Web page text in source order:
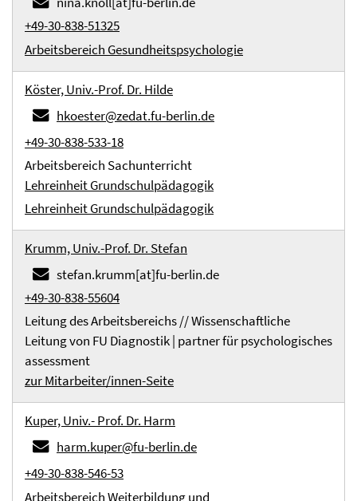
+49-30-838-51325
Arbeitsbereich Gesundheitspsychologie
Köster, Univ.-Prof. Dr. Hilde
hkoester@zedat.fu-berlin.de
+49-30-838-533-18
Arbeitsbereich Sachunterricht
Lehreinheit Grundschulpädagogik
Lehreinheit Grundschulpädagogik
Krumm, Univ.-Prof. Dr. Stefan
stefan.krumm[at]fu-berlin.de
+49-30-838-55604
Leitung des Arbeitsbereichs // Wissenschaftliche
Leitung von FU Diagnostik | partner für psychologisches
assessment
zur Mitarbeiter/innen-Seite
Kuper, Univ.- Prof. Dr. Harm
harm.kuper@fu-berlin.de
+49-30-838-546-53
Arbeitsbereich Weiterbildung und